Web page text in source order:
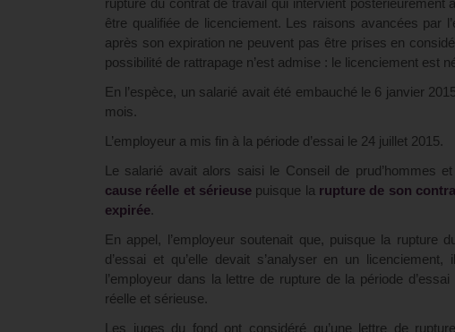
rupture du contrat de travail qui intervient postérieurement
être qualifiée de licenciement. Les raisons avancées par
après son expiration ne peuvent pas être prises en
possibilité de rattrapage n’est admise : le licenciement est
En l’espèce, un salarié avait été embauché le 6 janvier
mois.
L’employeur a mis fin à la période d’essai le 24 juillet 2015.
Le salarié avait alors saisi le Conseil de prud’hommes
cause réelle et sérieuse puisque la rupture de son
expirée.
En appel, l’employeur soutenait que, puisque la rupture
d’essai et qu’elle devait s’analyser en un
l’employeur dans la lettre de rupture de la période
réelle et sérieuse.
Les juges du fond ont considéré qu’une lettre de